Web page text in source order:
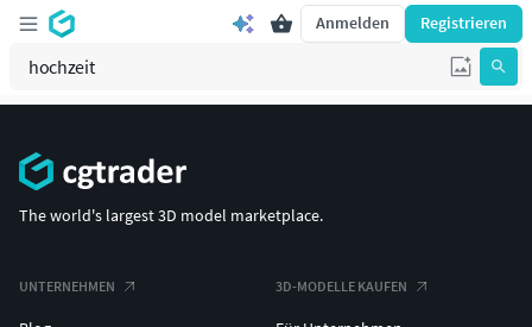
Anmelden Registrieren
The world's largest 3D model marketplace.
UNTERNEHMEN 3D-MODELLE KAUFEN